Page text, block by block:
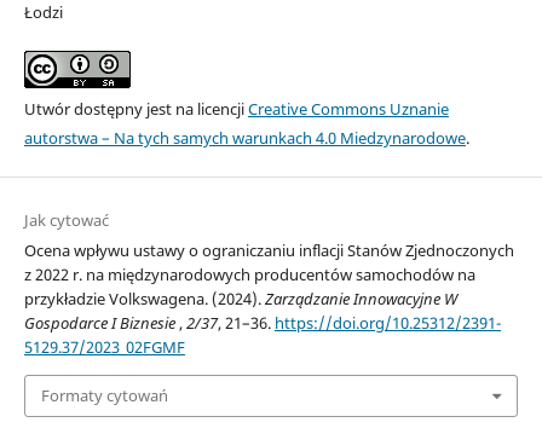
Łodzi
Utwór dostępny jest na licencjiCreative Commons Uznanie
autorstwa – Na tych samych warunkach 4.0 Miedzynarodowe.
Jak cytować
Ocena wpływu ustawy o ograniczaniu inflacji Stanów Zjednoczonych
z 2022 r. na międzynarodowych producentów samochodów na
przykładzie Volkswagena. (2024).Zarządzanie Innowacyjne W
Gospodarce I Biznesie,2/37, 21–36. https://doi.org/10.25312/2391-
5129.37/2023_02FGMF
Formaty cytowań